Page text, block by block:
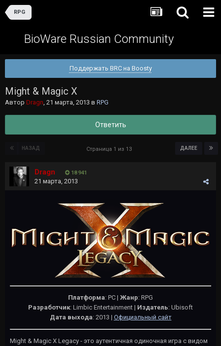
RPG
BioWare Russian Community
Поддержать BRC на Boosty
Might & Magic X
Автор Dragn, 21 марта, 2013 в RPG
Ответить
НАЗАД ДАЛЕЕ
Страница 1 из 13
Dragn 18 941
21 марта, 2013
Платформа: PC | Жанр: RPG
Разработчик: Limbic Entertainment | Издатель: Ubisoft
Дата выхода: 2013 | Официальный сайт
Might & Magic X Legacy - это аутентичная одиночная игра с видом